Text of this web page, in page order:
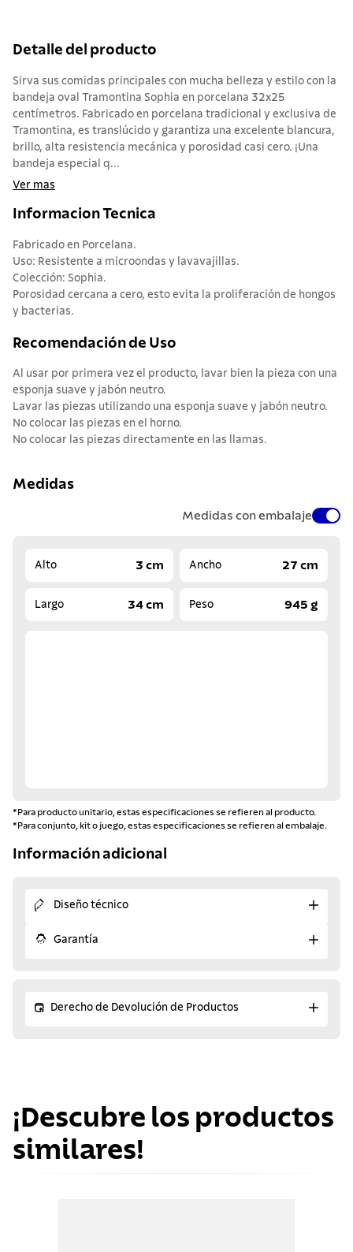
Detalle del producto
Sirva sus comidas principales con mucha belleza y estilo con la
bandeja oval Tramontina Sophia en porcelana 32x25
centímetros. Fabricado en porcelana tradicional y exclusiva de
Tramontina, es translúcido y garantiza una excelente blancura,
brillo, alta resistencia mecánica y porosidad casi cero. ¡Una
bandeja especial q...
Ver mas
Informacion Tecnica
Fabricado en Porcelana.
Uso: Resistente a microondas y lavavajillas.
Colección: Sophia.
Porosidad cercana a cero, esto evita la proliferación de hongos
y bacterias.
Recomendación de Uso
Al usar por primera vez el producto, lavar bien la pieza con una
esponja suave y jabón neutro.
Lavar las piezas utilizando una esponja suave y jabón neutro.
No colocar las piezas en el horno.
No colocar las piezas directamente en las llamas.
Medidas
Medidas con embalaje
Alto 3 cm Ancho 27 cm
Largo 34 cm Peso 945 g
*Para producto unitario, estas especificaciones se refieren al producto.
*Para conjunto, kit o juego, estas especificaciones se refieren al embalaje.
Información adicional
Diseño técnico
Garantía
Derecho de Devolución de Productos
¡Descubre los productos
similares!